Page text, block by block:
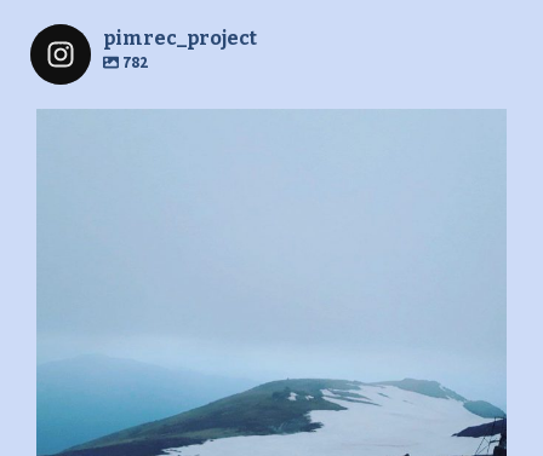
pimrec_project
782